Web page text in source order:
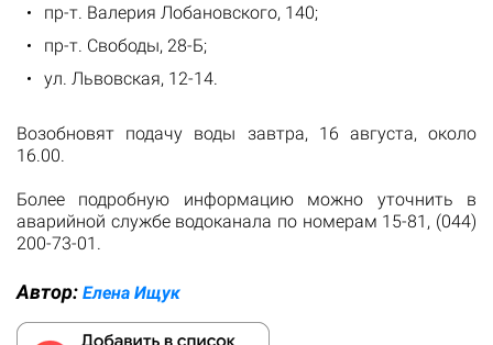
пр-т. Валерия Лобановского, 140;
пр-т. Свободы, 28-Б;
ул. Львовская, 12-14.
Возобновят подачу воды завтра, 16 августа, около
16.00.
Более подробную информацию можно уточнить в
аварийной службе водоканала по номерам 15-81, (044)
200-73-01.
Автор: Елена Ищук